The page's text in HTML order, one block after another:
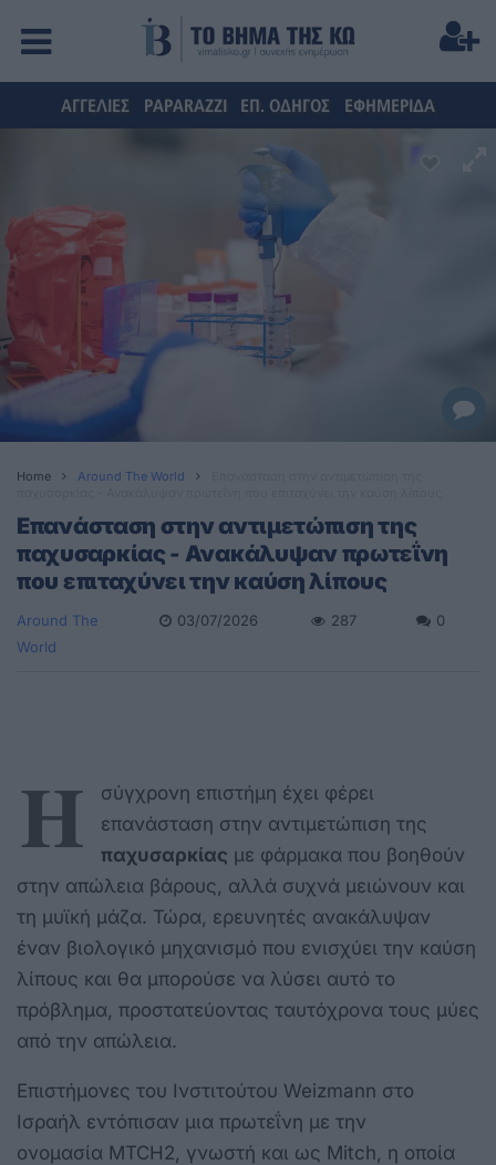
ΑΓΓΕΛΙΕΣ PAPARAZZI ΕΠ. ΟΔΗΓΟΣ ΕΦΗΜΕΡΙΔΑ
Home Around The World
Επανάσταση στην αντιμετώπιση της
παχυσαρκίας - Ανακάλυψαν πρωτεΐνη
που επιταχύνει την καύση λίπους
Around The
World
03/07/2026 287 0
Η
σύγχρονη επιστήμη έχει φέρει
επανάσταση στην αντιμετώπιση της
παχυσαρκίας με φάρμακα που βοηθούν
στην απώλεια βάρους, αλλά συχνά μειώνουν και
τη μυϊκή μάζα. Τώρα, ερευνητές ανακάλυψαν
έναν βιολογικό μηχανισμό που ενισχύει την καύση
λίπους και θα μπορούσε να λύσει αυτό το
πρόβλημα, προστατεύοντας ταυτόχρονα τους μύες
από την απώλεια.
Επιστήμονες του Ινστιτούτου Weizmann στο
Ισραήλ εντόπισαν μια πρωτεΐνη με την
ονομασία MTCH2, γνωστή και ως Mitch, η οποία